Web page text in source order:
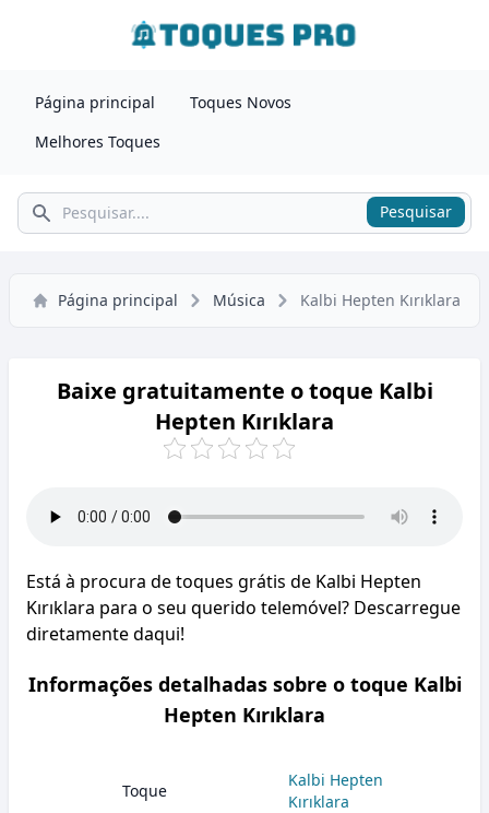
Página principal
Toques Novos
Melhores Toques
Pesquisar Pesquisar
Página principal Música Kalbi Hepten Kırıklara
Baixe gratuitamente o toque Kalbi
Hepten Kırıklara
Está à procura de toques grátis de Kalbi Hepten
Kırıklara para o seu querido telemóvel? Descarregue
diretamente daqui!
Informações detalhadas sobre o toque Kalbi
Hepten Kırıklara
Toque
Kalbi Hepten
Kırıklara